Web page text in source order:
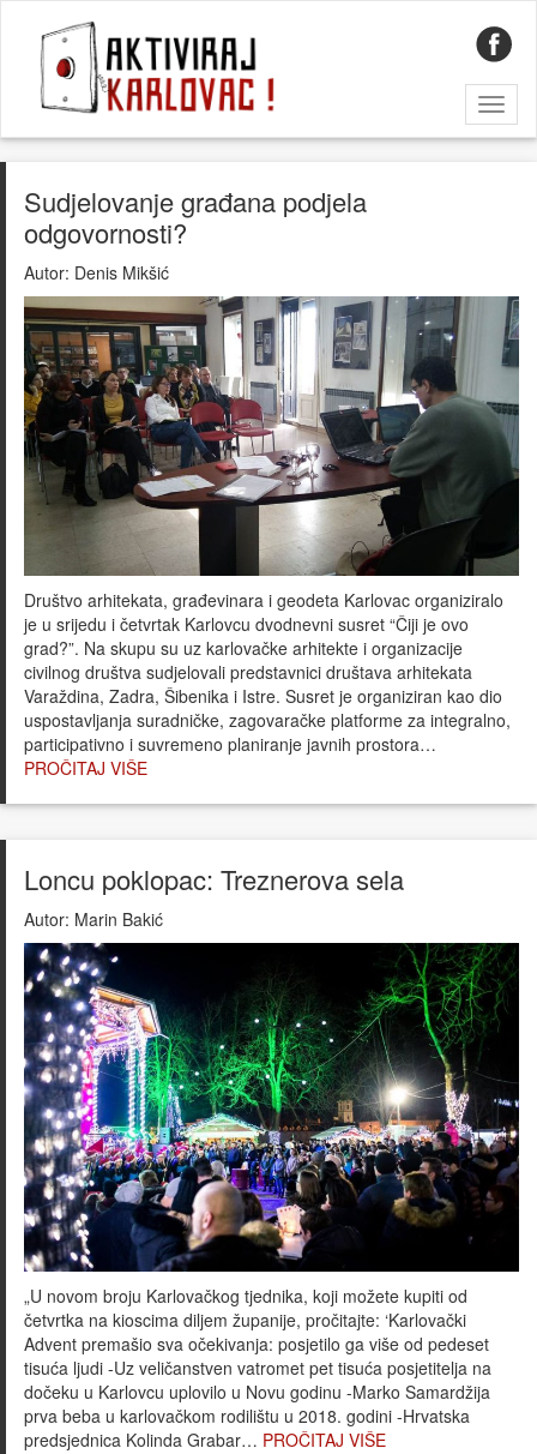
Sudjelovanje građana podjela
odgovornosti?
Autor: Denis Mikšić
Društvo arhitekata, građevinara i geodeta Karlovac organiziralo
je u srijedu i četvrtak Karlovcu dvodnevni susret “Čiji je ovo
grad?”. Na skupu su uz karlovačke arhitekte i organizacije
civilnog društva sudjelovali predstavnici društava arhitekata
Varaždina, Zadra, Šibenika i Istre. Susret je organiziran kao dio
uspostavljanja suradničke, zagovaračke platforme za integralno,
participativno i suvremeno planiranje javnih prostora…
PROČITAJ VIŠE
Loncu poklopac: Treznerova sela
Autor: Marin Bakić
„U novom broju Karlovačkog tjednika, koji možete kupiti od
četvrtka na kioscima diljem županije, pročitajte: ‘Karlovački
Advent premašio sva očekivanja: posjetilo ga više od pedeset
tisuća ljudi -Uz veličanstven vatromet pet tisuća posjetitelja na
dočeku u Karlovcu uplovilo u Novu godinu -Marko Samardžija
prva beba u karlovačkom rodilištu u 2018. godini -Hrvatska
predsjednica Kolinda Grabar… PROČITAJ VIŠE